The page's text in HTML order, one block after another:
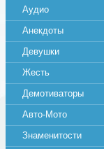
Аудио
Анекдоты
Девушки
Жесть
Демотиваторы
Авто-Мото
Знаменитости